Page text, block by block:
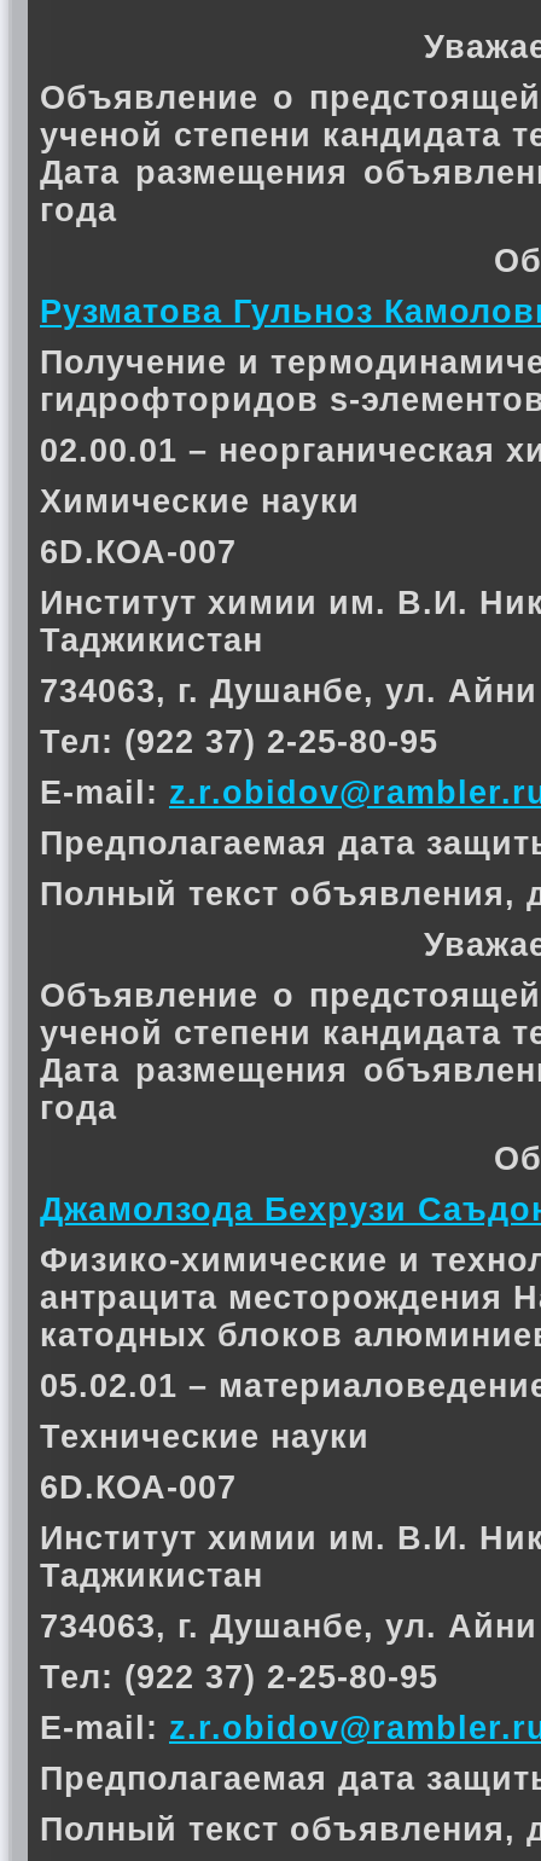
Объявление о
ученой степени кандидата
Дата размещения
года
Рузматова Гульноз
Получение и
гидрофторидов s-
02.00.01 – неорганическая
Химические науки
6D.КОА-007
Институт химии им. В.И.
Таджикистан
734063, г. Душанбе, ул.
Тел: (922 37) 2-25-80-95
E-mail:
Предполагаемая дата
Полный текст объявления,
Объявление о
ученой степени кандидата
Дата размещения
года
Джамолзода Бехрузи
Физико-химические и
антрацита месторождения
катодных блоков
05.02.01 –
Технические науки
6D.КОА-007
Институт химии им. В.И.
Таджикистан
734063, г. Душанбе, ул.
Тел: (922 37) 2-25-80-95
E-mail:
Предполагаемая дата
Полный текст объявления,